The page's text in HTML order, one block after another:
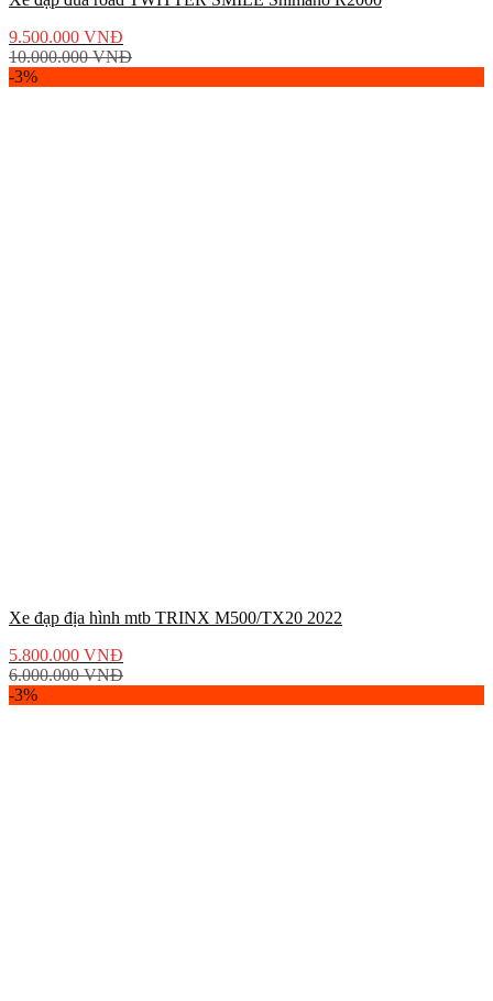
9.500.000 VNĐ
10.000.000VNĐ
-3%
Xe đạp địa hình mtb TRINX M500/TX20 2022
5.800.000 VNĐ
6.000.000VNĐ
-3%